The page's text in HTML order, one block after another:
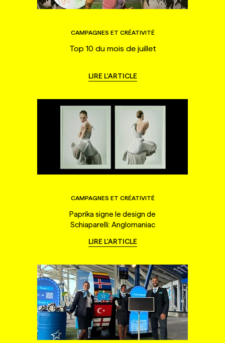
CAMPAGNES ET CRÉATIVITÉ
Top 10 du mois de juillet
LIRE L'ARTICLE
CAMPAGNES ET CRÉATIVITÉ
Paprika signe le design de
Schiaparelli: Anglomaniac
LIRE L'ARTICLE